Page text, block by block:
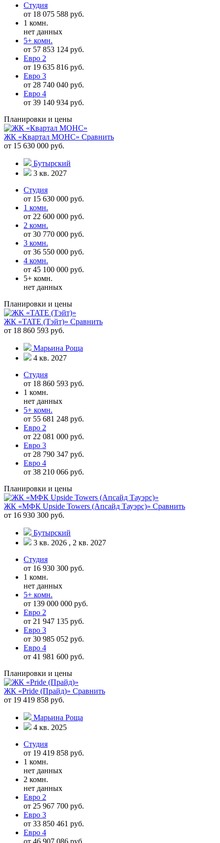
Студия
от 18 075 588 руб.
1 комн.
нет данных
5+ комн.
от 57 853 124 руб.
Евро 2
от 19 635 816 руб.
Евро 3
от 28 740 040 руб.
Евро 4
от 39 140 934 руб.
Планировки и цены
ЖК «Квартал МОНС» Сравнить
от 15 630 000 руб.
Бутырский
3 кв. 2027
Студия
от 15 630 000 руб.
1 комн.
от 22 600 000 руб.
2 комн.
от 30 770 000 руб.
3 комн.
от 36 550 000 руб.
4 комн.
от 45 100 000 руб.
5+ комн.
нет данных
Планировки и цены
ЖК «TATE (Тэйт)» Сравнить
от 18 860 593 руб.
Марьина Роща
4 кв. 2027
Студия
от 18 860 593 руб.
1 комн.
нет данных
5+ комн.
от 55 681 248 руб.
Евро 2
от 22 081 000 руб.
Евро 3
от 28 790 347 руб.
Евро 4
от 38 210 066 руб.
Планировки и цены
ЖК «МФК Upside Towers (Апсайд Тауэрс)» Сравнить
от 16 930 300 руб.
Бутырский
3 кв. 2026 , 2 кв. 2027
Студия
от 16 930 300 руб.
1 комн.
нет данных
5+ комн.
от 139 000 000 руб.
Евро 2
от 21 947 135 руб.
Евро 3
от 30 985 052 руб.
Евро 4
от 41 981 600 руб.
Планировки и цены
ЖК «Pride (Прайд)» Сравнить
от 19 419 858 руб.
Марьина Роща
4 кв. 2025
Студия
от 19 419 858 руб.
1 комн.
нет данных
2 комн.
нет данных
Евро 2
от 25 967 700 руб.
Евро 3
от 33 850 461 руб.
Евро 4
от 46 907 086 руб.